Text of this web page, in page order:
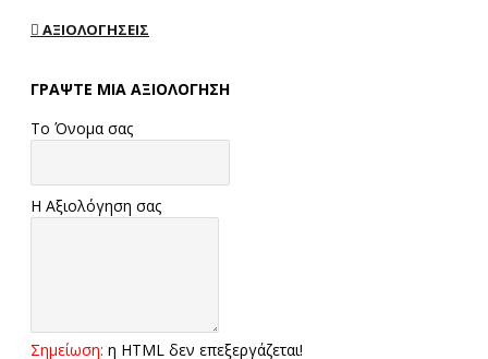
ΑΞΙΟΛΟΓΉΣΕΙΣ
ΓΡΆΨΤΕ ΜΙΑ ΑΞΙΟΛΌΓΗΣΗ
Το Όνομα σας
Η Αξιολόγηση σας
Σημείωση: η HTML δεν επεξεργάζεται!